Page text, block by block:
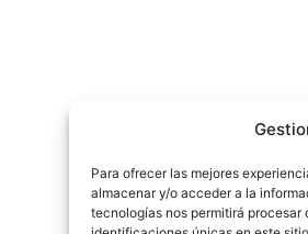
Para ofrecer las mejores
almacenar y/o acceder a la
tecnologías nos permitirá